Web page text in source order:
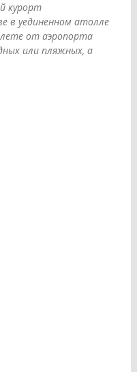
курорт
в уединенном атолле
от аэропорта
или пляжных, а